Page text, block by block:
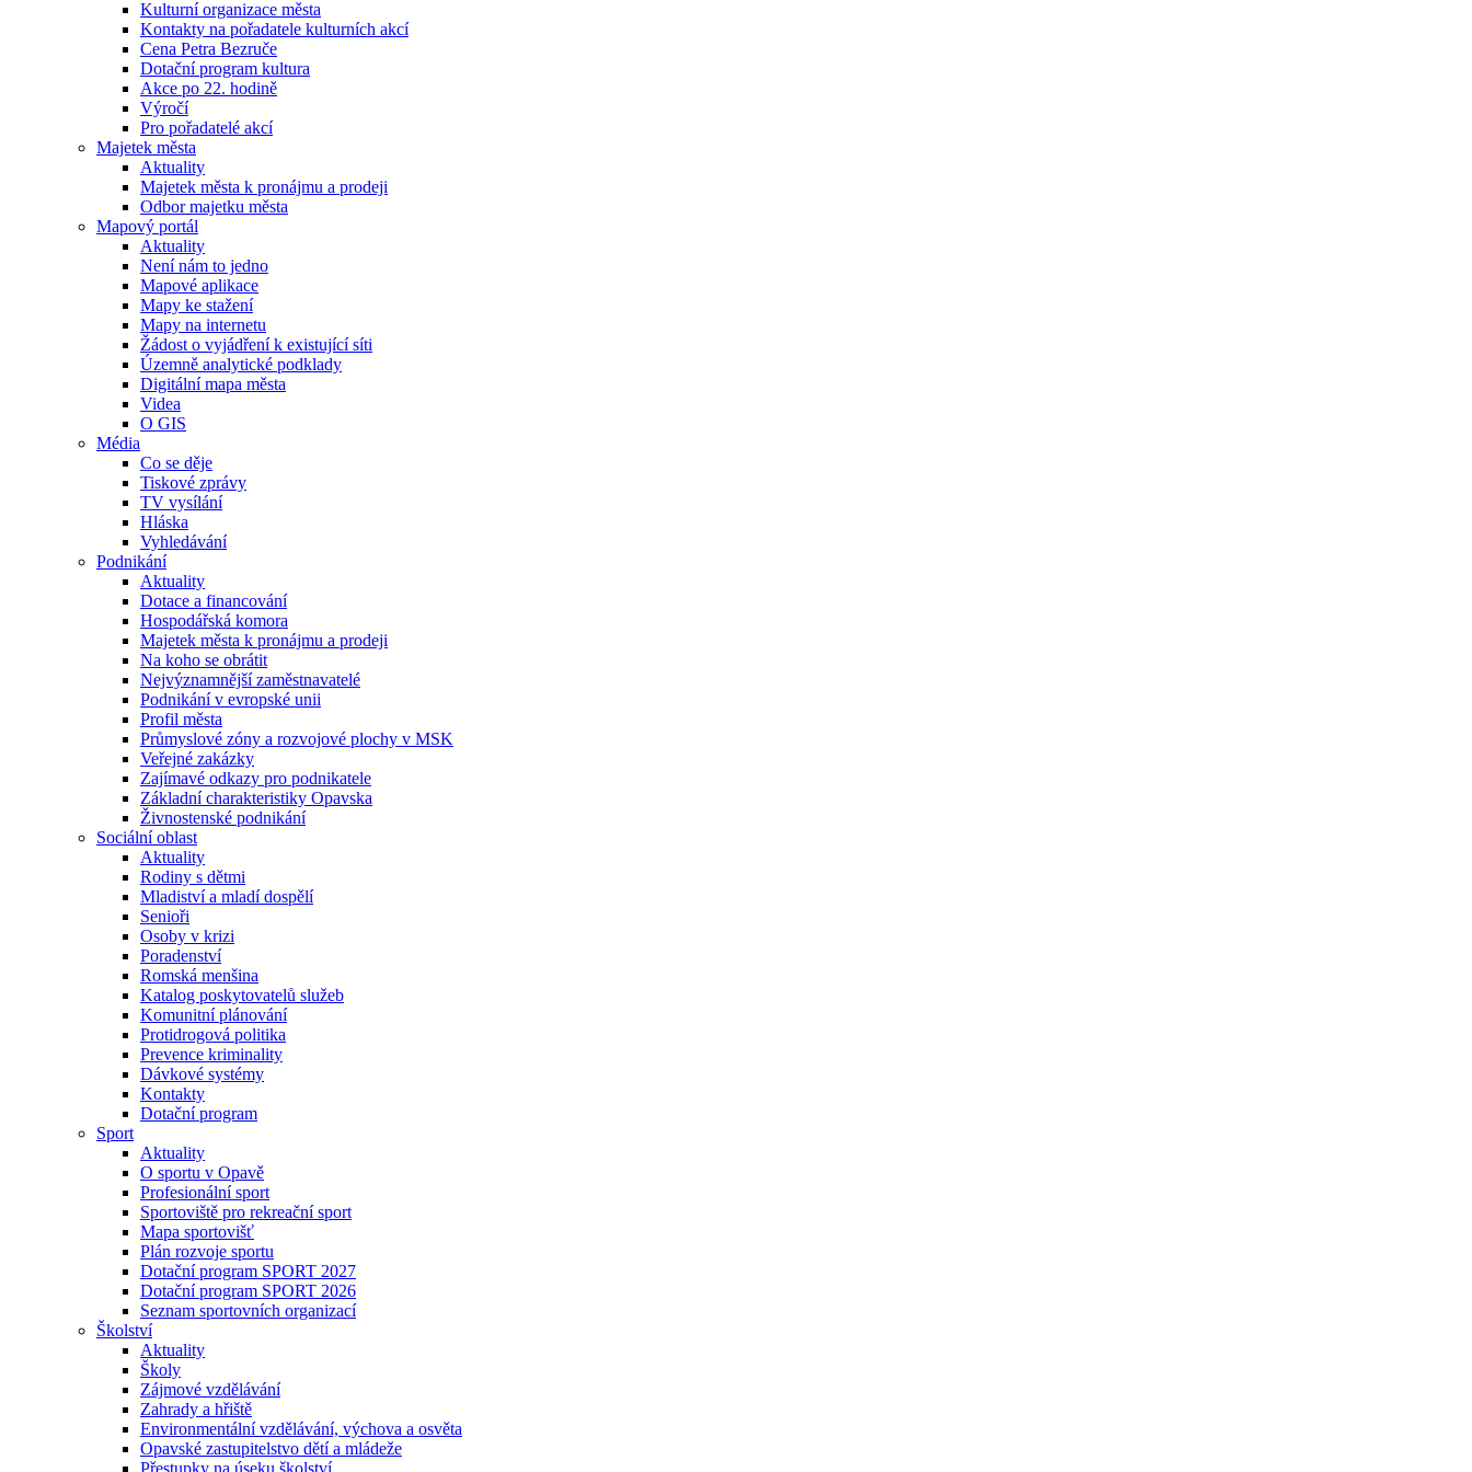
Kulturní organizace města
Kontakty na pořadatele kulturních akcí
Cena Petra Bezruče
Dotační program kultura
Akce po 22. hodině
Výročí
Pro pořadatelé akcí
Majetek města
Aktuality
Majetek města k pronájmu a prodeji
Odbor majetku města
Mapový portál
Aktuality
Není nám to jedno
Mapové aplikace
Mapy ke stažení
Mapy na internetu
Žádost o vyjádření k existující síti
Územně analytické podklady
Digitální mapa města
Videa
O GIS
Média
Co se děje
Tiskové zprávy
TV vysílání
Hláska
Vyhledávání
Podnikání
Aktuality
Dotace a financování
Hospodářská komora
Majetek města k pronájmu a prodeji
Na koho se obrátit
Nejvýznamnější zaměstnavatelé
Podnikání v evropské unii
Profil města
Průmyslové zóny a rozvojové plochy v MSK
Veřejné zakázky
Zajímavé odkazy pro podnikatele
Základní charakteristiky Opavska
Živnostenské podnikání
Sociální oblast
Aktuality
Rodiny s dětmi
Mladiství a mladí dospělí
Senioři
Osoby v krizi
Poradenství
Romská menšina
Katalog poskytovatelů služeb
Komunitní plánování
Protidrogová politika
Prevence kriminality
Dávkové systémy
Kontakty
Dotační program
Sport
Aktuality
O sportu v Opavě
Profesionální sport
Sportoviště pro rekreační sport
Mapa sportovišť
Plán rozvoje sportu
Dotační program SPORT 2027
Dotační program SPORT 2026
Seznam sportovních organizací
Školství
Aktuality
Školy
Zájmové vzdělávání
Zahrady a hřiště
Environmentální vzdělávání, výchova a osvěta
Opavské zastupitelstvo dětí a mládeže